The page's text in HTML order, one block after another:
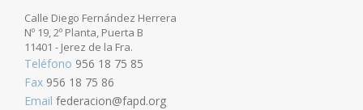
Calle Diego Fernández Herrera
Nº 19, 2º Planta, Puerta B
11401 - Jerez de la Fra.
Teléfono 956 18 75 85
Fax 956 18 75 86
Email federacion@fapd.org